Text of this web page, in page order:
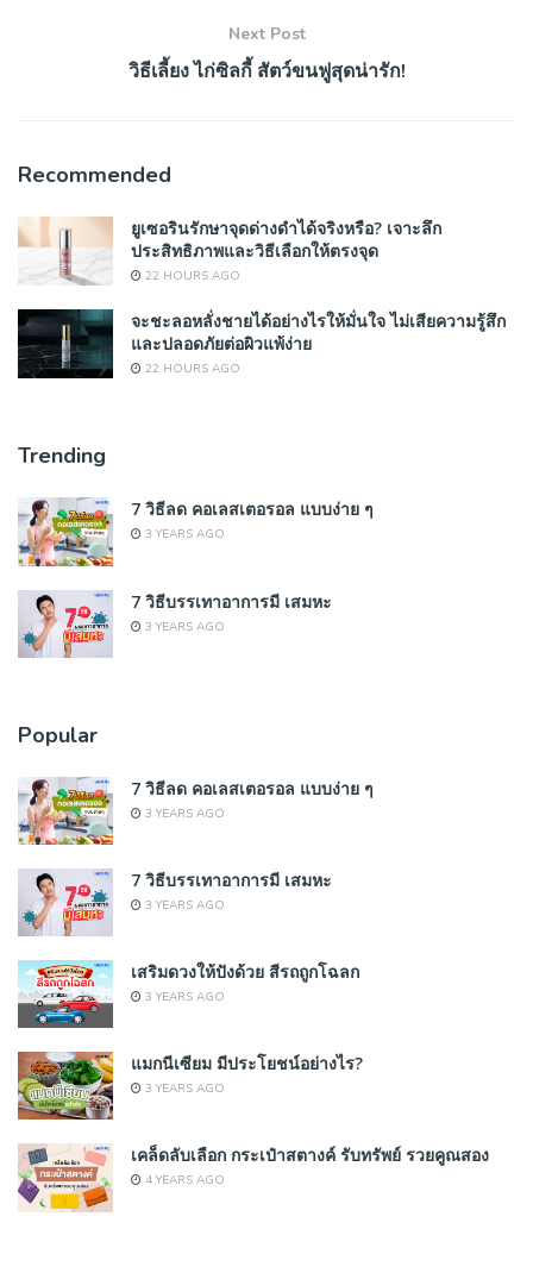
Next Post
วิธีเลี้ยง ไก่ซิลกี้ สัตว์ขนฟูสุดน่ารัก!
Recommended
ยูเซอรินรักษาจุดด่างดำได้จริงหรือ? เจาะลึก
ประสิทธิภาพและวิธีเลือกให้ตรงจุด
22 HOURS AGO
จะชะลอหลั่งชายได้อย่างไรให้มั่นใจ ไม่เสียความรู้สึก
และปลอดภัยต่อผิวแพ้ง่าย
22 HOURS AGO
Trending
7 วิธีลด คอเลสเตอรอล แบบง่าย ๆ
3 YEARS AGO
7 วิธีบรรเทาอาการมี เสมหะ
3 YEARS AGO
Popular
7 วิธีลด คอเลสเตอรอล แบบง่าย ๆ
3 YEARS AGO
7 วิธีบรรเทาอาการมี เสมหะ
3 YEARS AGO
เสริมดวงให้ปังด้วย สีรถถูกโฉลก
3 YEARS AGO
แมกนีเซียม มีประโยชน์อย่างไร?
3 YEARS AGO
เคล็ดลับเลือก กระเป๋าสตางค์ รับทรัพย์ รวยคูณสอง
4 YEARS AGO